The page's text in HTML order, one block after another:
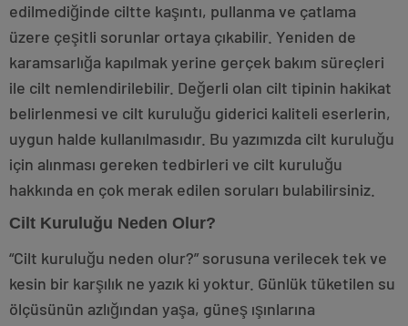
edilmediğinde ciltte kaşıntı, pullanma ve çatlama
üzere çeşitli sorunlar ortaya çıkabilir. Yeniden de
karamsarlığa kapılmak yerine gerçek bakım süreçleri
ile cilt nemlendirilebilir. Değerli olan cilt tipinin hakikat
belirlenmesi ve cilt kuruluğu giderici kaliteli eserlerin,
uygun halde kullanılmasıdır. Bu yazımızda cilt kuruluğu
için alınması gereken tedbirleri ve cilt kuruluğu
hakkında en çok merak edilen soruları bulabilirsiniz.
Cilt Kuruluğu Neden Olur?
“Cilt kuruluğu neden olur?” sorusuna verilecek tek ve
kesin bir karşılık ne yazık ki yoktur. Günlük tüketilen su
ölçüsünün azlığından yaşa, güneş ışınlarına